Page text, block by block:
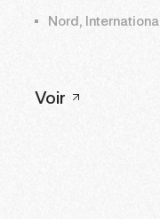
Nord, International
Voir